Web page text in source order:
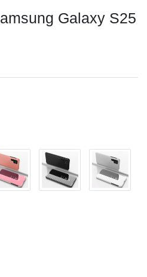
Galaxy S25